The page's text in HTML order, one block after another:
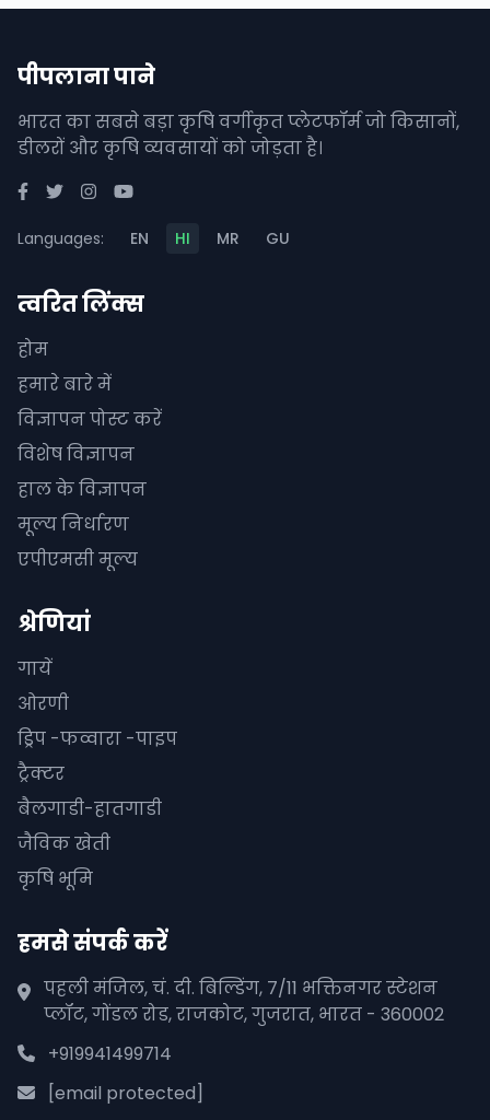
पीपलाना पाने
भारत का सबसे बड़ा कृषि वर्गीकृत प्लेटफॉर्म जो किसानों,
डीलरों और कृषि व्यवसायों को जोड़ता है।
Languages: EN HI MR GU
त्वरित लिंक्स
होम
हमारे बारे में
विज्ञापन पोस्ट करें
विशेष विज्ञापन
हाल के विज्ञापन
मूल्य निर्धारण
एपीएमसी मूल्य
श्रेणियां
गायें
ओरणी
ड्रिप -फव्वारा -पाइप
ट्रैक्टर
बैलगाडी-हातगाडी
जैविक खेती
कृषि भूमि
हमसे संपर्क करें
पहली मंजिल, चं. दी. बिल्डिंग, 7/11 भक्तिनगर स्टेशन
प्लॉट, गोंडल रोड, राजकोट, गुजरात, भारत - 360002
+919941499714
[email protected]